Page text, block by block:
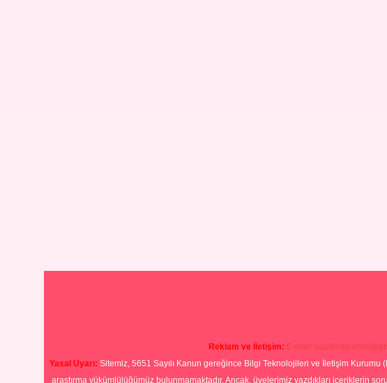
Reklam ve İletişim: E-mail:
Yasal Uyarı: Sitemiz, 5651 Sayılı Kanun gereğince Bilgi Teknolojileri ve İletişim
araştırma yükümlülüğümüz bulunmamaktadır. Ancak, üyelerimiz yazdıkları içeriklerin